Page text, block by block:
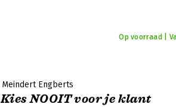
Op voorraad |
Meindert Engberts
Kies NOOIT voor je klant